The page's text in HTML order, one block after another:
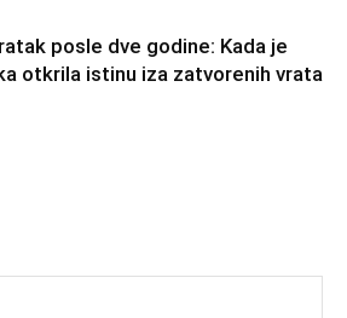
posle dve godine: Kada je
otkrila istinu iza zatvorenih vrata